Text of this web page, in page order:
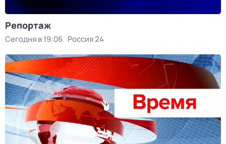
Репортаж
Сегодня в 19:06 Россия 24